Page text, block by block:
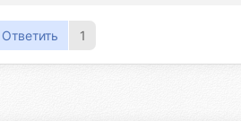
Ответить 1